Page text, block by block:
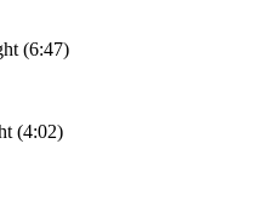
(6:47)
(4:02)